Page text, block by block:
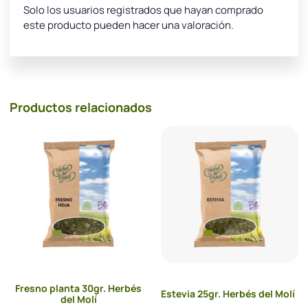
Solo los usuarios registrados que hayan comprado
este producto pueden hacer una valoración.
Productos relacionados
Fresno planta 30gr. Herbés
del Molí
Estevia 25gr. Herbés del Molí